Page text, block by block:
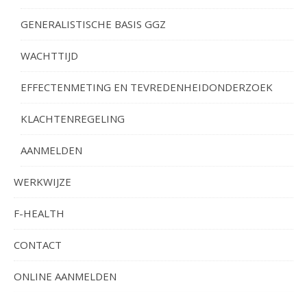
GENERALISTISCHE BASIS GGZ
WACHTTIJD
EFFECTENMETING EN TEVREDENHEIDONDERZOEK
KLACHTENREGELING
AANMELDEN
WERKWIJZE
F-HEALTH
CONTACT
ONLINE AANMELDEN